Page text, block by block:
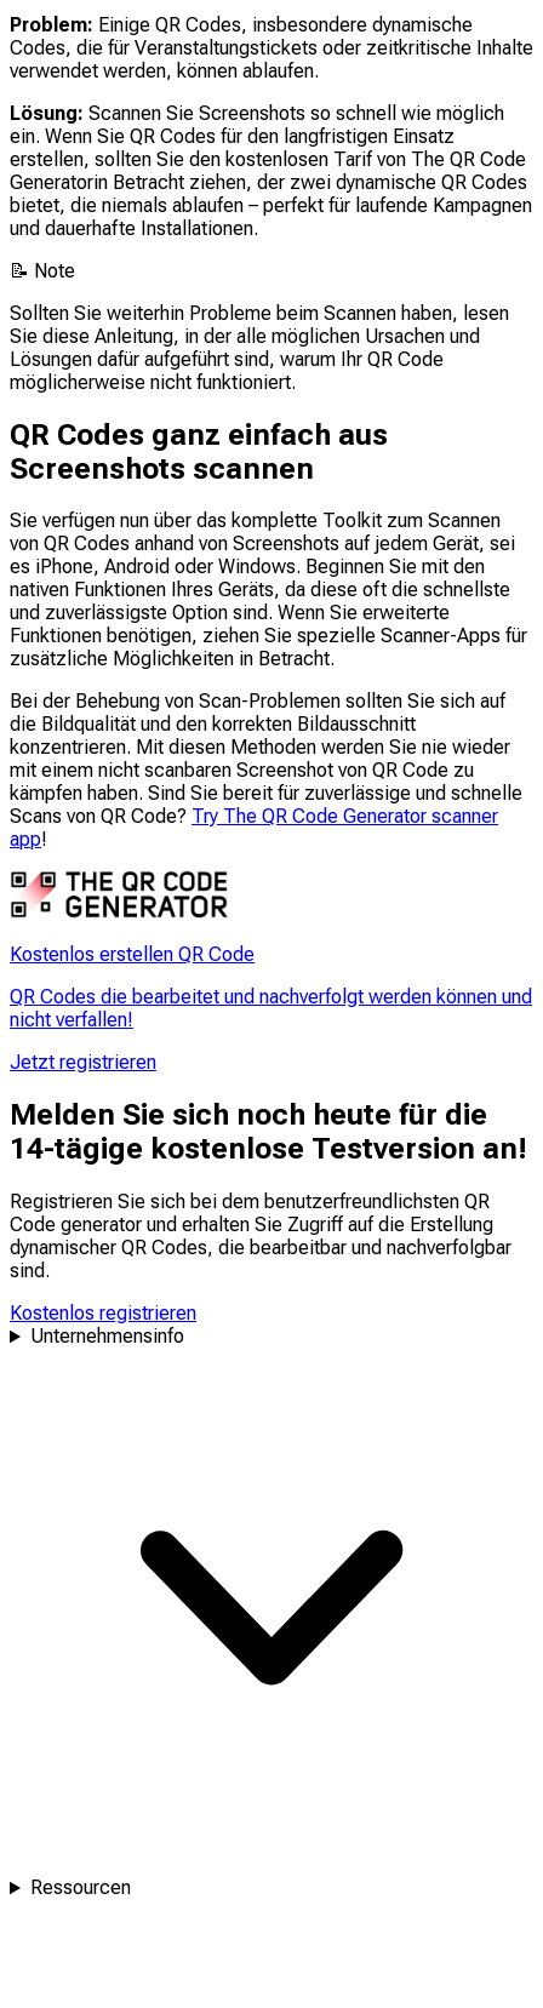
Problem: Einige QR Codes, insbesondere dynamische
Codes, die für Veranstaltungstickets oder zeitkritische Inhalte
verwendet werden, können ablaufen.
Lösung: Scannen Sie Screenshots so schnell wie möglich
ein. Wenn Sie QR Codes für den langfristigen Einsatz
erstellen, sollten Sie den kostenlosen Tarif von The QR Code
Generatorin Betracht ziehen, der zwei dynamische QR Codes
bietet, die niemals ablaufen – perfekt für laufende Kampagnen
und dauerhafte Installationen.
📝 Note
Sollten Sie weiterhin Probleme beim Scannen haben, lesen
Sie diese Anleitung, in der alle möglichen Ursachen und
Lösungen dafür aufgeführt sind, warum Ihr QR Code
möglicherweise nicht funktioniert.
QR Codes ganz einfach aus
Screenshots scannen
Sie verfügen nun über das komplette Toolkit zum Scannen
von QR Codes anhand von Screenshots auf jedem Gerät, sei
es iPhone, Android oder Windows. Beginnen Sie mit den
nativen Funktionen Ihres Geräts, da diese oft die schnellste
und zuverlässigste Option sind. Wenn Sie erweiterte
Funktionen benötigen, ziehen Sie spezielle Scanner-Apps für
zusätzliche Möglichkeiten in Betracht.
Bei der Behebung von Scan-Problemen sollten Sie sich auf
die Bildqualität und den korrekten Bildausschnitt
konzentrieren. Mit diesen Methoden werden Sie nie wieder
mit einem nicht scanbaren Screenshot von QR Code zu
kämpfen haben. Sind Sie bereit für zuverlässige und schnelle
Scans von QR Code? Try The QR Code Generator scanner
app!
Kostenlos erstellen QR Code
QR Codes die bearbeitet und nachverfolgt werden können und
nicht verfallen!
Jetzt registrieren
Melden Sie sich noch heute für die
14-tägige kostenlose Testversion an!
Registrieren Sie sich bei dem benutzerfreundlichsten QR
Code generator und erhalten Sie Zugriff auf die Erstellung
dynamischer QR Codes, die bearbeitbar und nachverfolgbar
sind.
Kostenlos registrieren
Unternehmensinfo
Ressourcen